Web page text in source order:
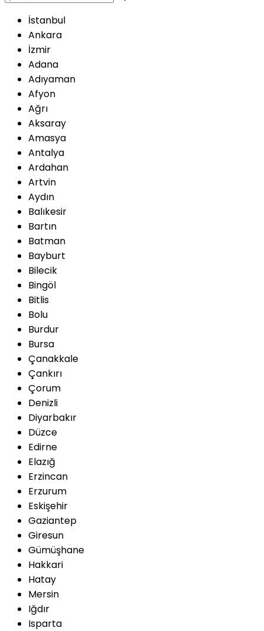
İstanbul
Ankara
İzmir
Adana
Adıyaman
Afyon
Ağrı
Aksaray
Amasya
Antalya
Ardahan
Artvin
Aydın
Balıkesir
Bartın
Batman
Bayburt
Bilecik
Bingöl
Bitlis
Bolu
Burdur
Bursa
Çanakkale
Çankırı
Çorum
Denizli
Diyarbakır
Düzce
Edirne
Elazığ
Erzincan
Erzurum
Eskişehir
Gaziantep
Giresun
Gümüşhane
Hakkari
Hatay
Mersin
Iğdır
Isparta